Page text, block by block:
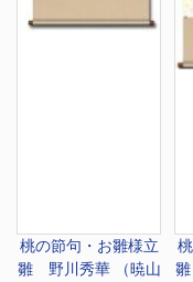
桃の節句・お雛様立
雛 野川秀華 （暁山